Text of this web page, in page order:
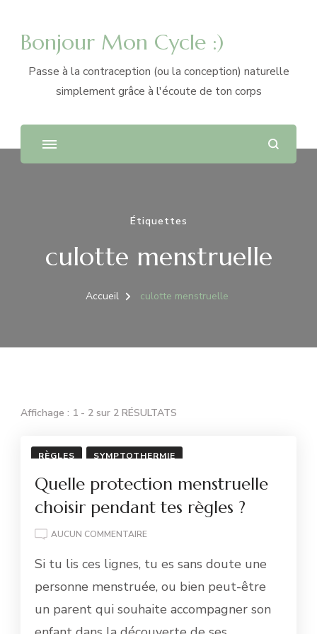
Bonjour Mon Cycle :)
Passe à la contraception (ou la conception) naturelle
simplement grâce à l'écoute de ton corps
Étiquettes
culotte menstruelle
Accueil culotte menstruelle
Affichage : 1 - 2 sur 2 RÉSULTATS
RÈGLES SYMPTOTHERMIE
Quelle protection menstruelle
choisir pendant tes règles ?
AUCUN COMMENTAIREQUELLE
MENSTRUELLE
PENDANT
TES
Si tu lis ces lignes, tu es sans doute une
personne menstruée, ou bien peut-être
un parent qui souhaite accompagner son